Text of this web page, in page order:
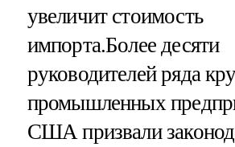
увеличит стоимость
импорта.Более десяти
руководителей ряда
промышленных
США призвали